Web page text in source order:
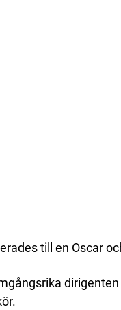
till en Oscar